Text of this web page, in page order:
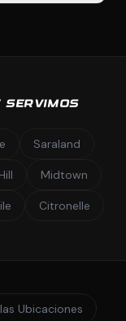
SERVIMOS
Saraland
Midtown
Citronelle
Ubicaciones